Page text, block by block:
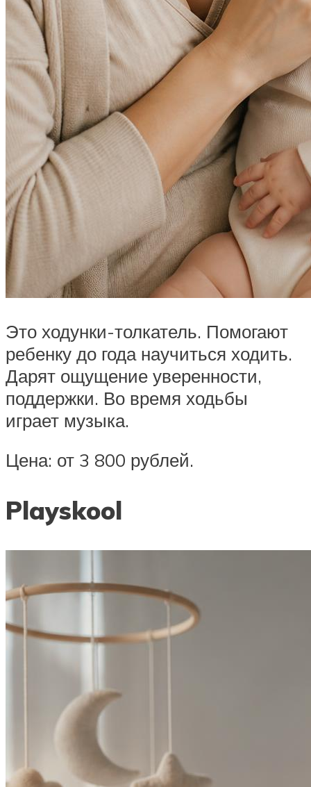
Это ходунки-толкатель. Помогают
ребенку до года научиться ходить.
Дарят ощущение уверенности,
поддержки. Во время ходьбы
играет музыка.
Цена: от 3 800 рублей.
Playskool